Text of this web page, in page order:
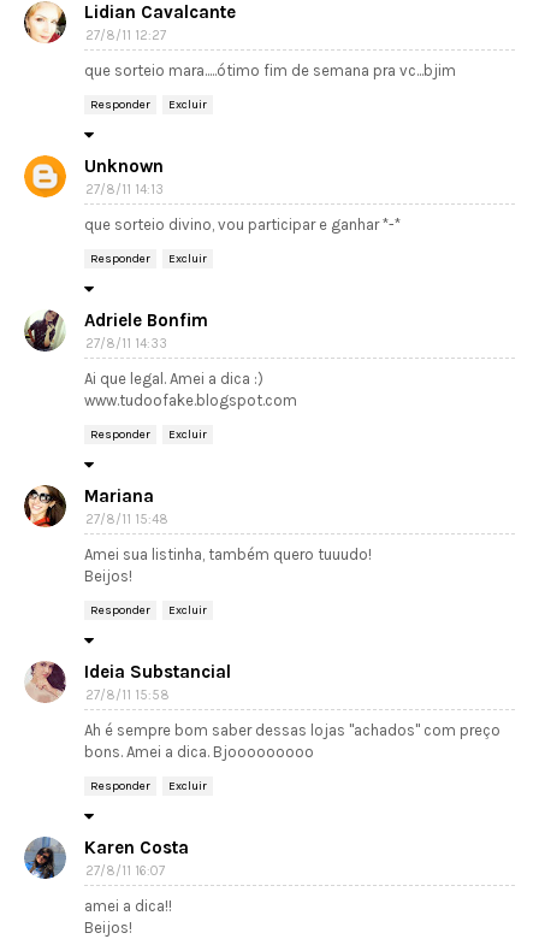
Lidian Cavalcante
27/8/11 12:27
que sorteio mara.....ótimo fim de semana pra vc...bjim
Responder Excluir
Unknown
27/8/11 14:13
que sorteio divino, vou participar e ganhar *-*
Responder Excluir
Adriele Bonfim
27/8/11 14:33
Ai que legal. Amei a dica :)
www.tudoofake.blogspot.com
Responder Excluir
Mariana
27/8/11 15:48
Amei sua listinha, também quero tuuudo!
Beijos!
Responder Excluir
Ideia Substancial
27/8/11 15:58
Ah é sempre bom saber dessas lojas "achados" com preço
bons. Amei a dica. Bjooooooooo
Responder Excluir
Karen Costa
27/8/11 16:07
amei a dica!!
Beijos!